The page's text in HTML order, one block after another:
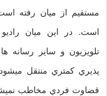
مستقيم از ميان رفته
است. در اين ميان
تلويزيون و ساير رسانه
پذيري کمتري منتقل
قضاوت فردي مخاطب